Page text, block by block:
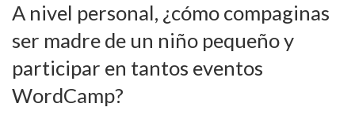
A nivel personal, ¿cómo compaginas
ser madre de un niño pequeño y
participar en tantos eventos
WordCamp?